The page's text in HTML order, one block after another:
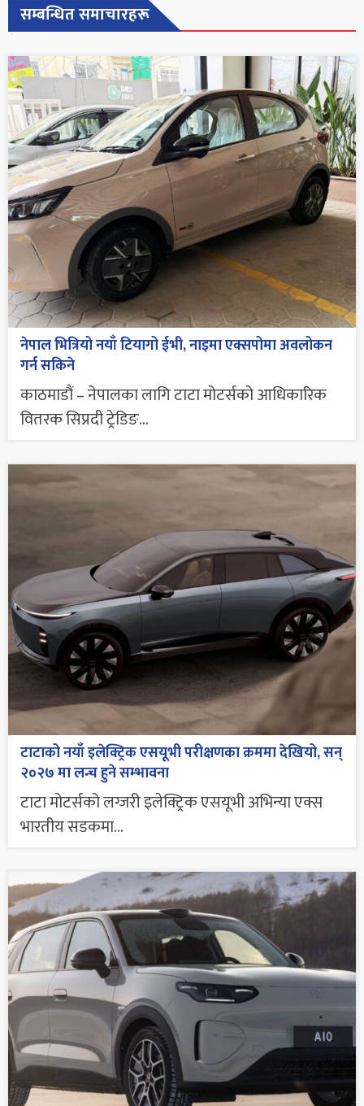
सम्बन्धित समाचारहरू
नेपाल भित्रियो नयाँ टियागो ईभी, नाइमा एक्सपोमा अवलोकन
गर्न सकिने
काठमाडौं – नेपालका लागि टाटा मोटर्सको आधिकारिक
वितरक सिप्रदी ट्रेडिङ...
टाटाको नयाँ इलेक्ट्रिक एसयूभी परीक्षणका क्रममा देखियो, सन्
२०२७ मा लन्च हुने सम्भावना
टाटा मोटर्सको लग्जरी इलेक्ट्रिक एसयूभी अभिन्या एक्स
भारतीय सडकमा...